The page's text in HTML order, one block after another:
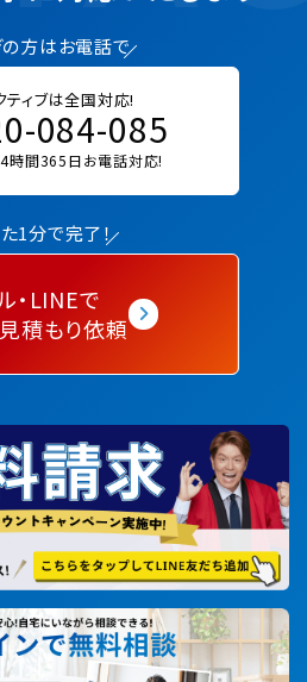
方はお電話で
ティブは全国対応!
084-085
時間365日お電話対応!
1分で完了！
・LINEで
積もり依頼